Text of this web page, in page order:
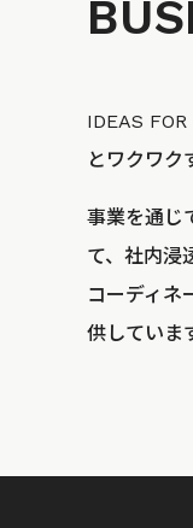
IDEAS
とワクワク
事業を通じ
て、社内浸
コーディネ
供していま